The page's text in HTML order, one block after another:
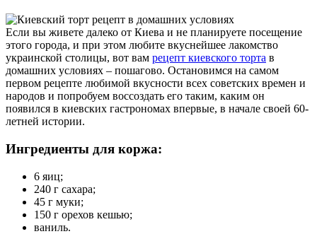
Если вы живете далеко от Киева и не планируете посещение
этого города, и при этом любите вкуснейшее лакомство
украинской столицы, вот вам рецепт киевского торта в
домашних условиях – пошагово. Остановимся на самом
первом рецепте любимой вкусности всех советских времен и
народов и попробуем воссоздать его таким, каким он
появился в киевских гастрономах впервые, в начале своей 60-
летней истории.
Ингредиенты для коржа:
6 яиц;
240 г сахара;
45 г муки;
150 г орехов кешью;
ваниль.